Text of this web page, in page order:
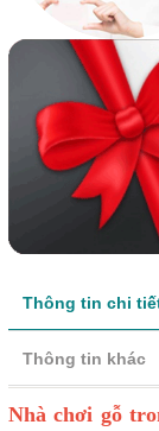
Thông tin chi
Thông tin khác
Nhà chơi gỗ